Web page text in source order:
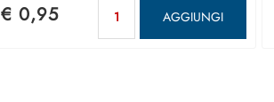
€ 0,95 AGGIUNGI